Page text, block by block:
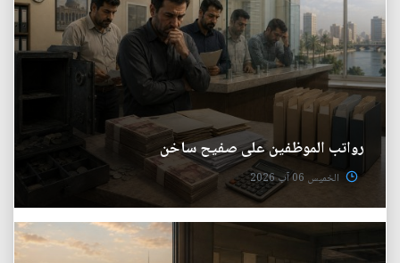
رواتب الموظفين على صفيح ساخن
الخميس 06 آب 2026